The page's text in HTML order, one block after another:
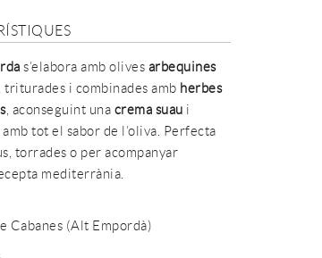
s’elabora amb olives arbequines
triturades i combinades amb herbes
, aconseguint una crema suau i
tot el sabor de l’oliva. Perfecta
torrades o per acompanyar
mediterrània.
Cabanes (Alt Empordà)